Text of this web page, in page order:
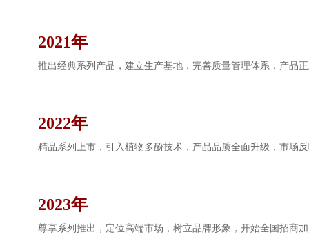
2021年
推出经典系列产品，建立生产基地，完善质量管理体系，产品
2022年
精品系列上市，引入植物多酚技术，产品品质全面升级，市场
2023年
尊享系列推出，定位高端市场，树立品牌形象，开始全国招商